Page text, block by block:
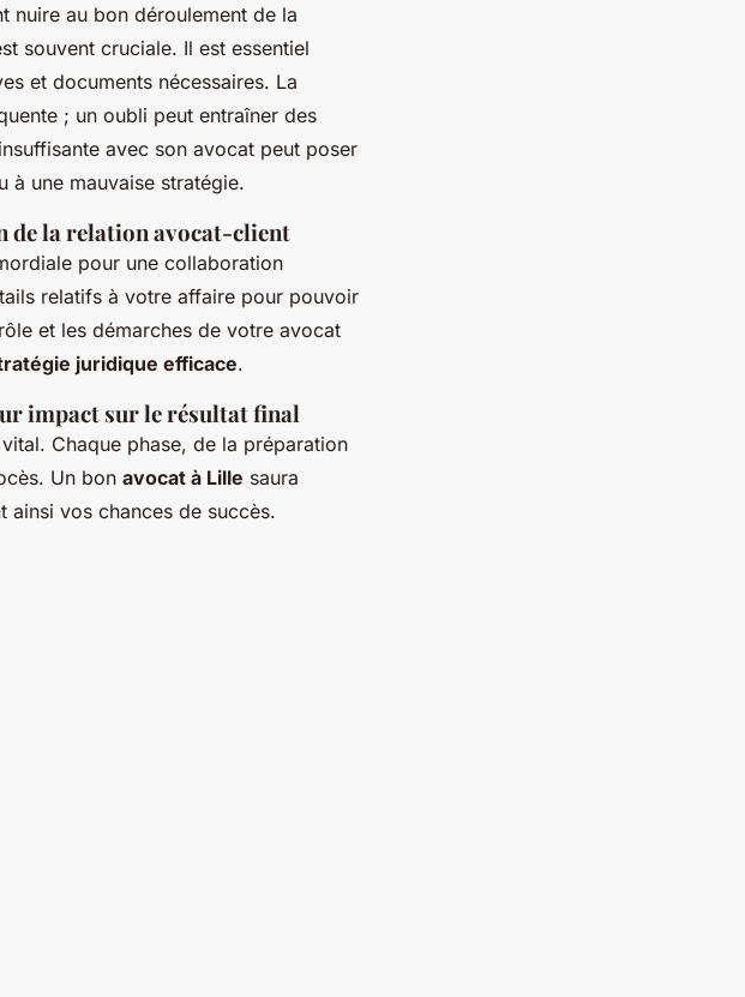
nuire au bon déroulement de la
souvent cruciale. Il est essentiel
et documents nécessaires. La
; un oubli peut entraîner des
avec son avocat peut poser
à une mauvaise stratégie.
de la relation avocat-client
pour une collaboration
relatifs à votre affaire pour pouvoir
et les démarches de votre avocat
juridique efficace.
impact sur le résultat final
Chaque phase, de la préparation
Un bon avocat à Lille saura
ainsi vos chances de succès.